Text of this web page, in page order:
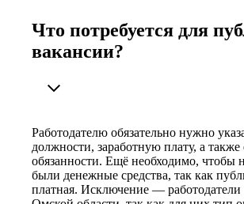
Что потребуется для
вакансии?
Работодателю обязательно нужно
должности, заработную плату, а также
обязанности. Ещё необходимо, чтобы
были денежные средства, так как
платная. Исключение —